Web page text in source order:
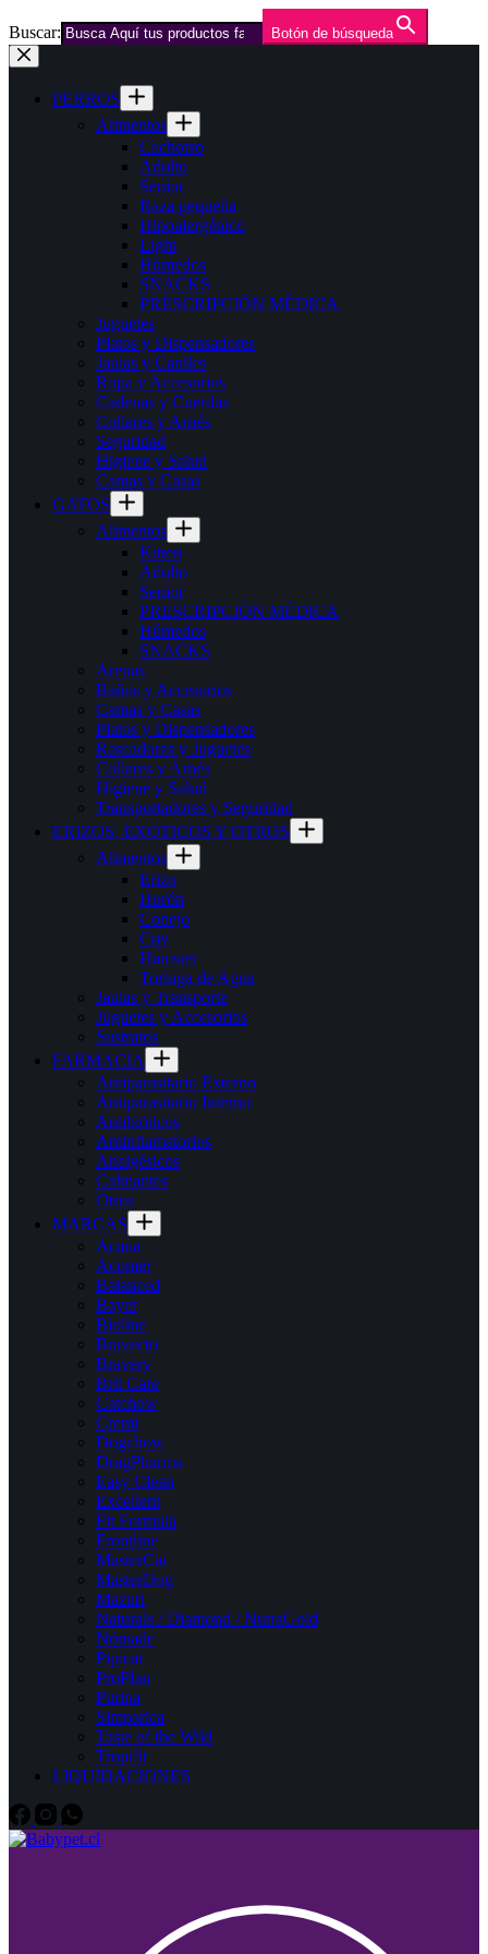
Buscar: Botón de búsqueda
Saltar
al
contenidoPERROS
Alimentos
Cachorro
Adulto
Senior
Raza pequeña
Hipoalergénico
Light
Húmedos
SNACKS
PRESCRIPCIÓN MÉDICA
Juguetes
Platos y Dispensadores
Jaulas y Caniles
Ropa y Accesorios
Cadenas y Cuerdas
Collares y Arnés
Seguridad
Higiene y Salud
Camas y Casas
GATOS
Alimentos
Kitten
Adulto
Senior
PRESCRIPCIÓN MÉDICA
Húmedos
SNACKS
Arenas
Baños y Accesorios
Camas y Casas
Platos y Dispensadores
Rascadores y Juguetes
Collares y Arnés
Higiene y Salud
Transportadores y Seguridad
ERIZOS, EXOTICOS Y OTROS
Alimentos
Erizo
Hurón
Conejo
Cuy
Hamster
Tortuga de Agua
Jaulas y Transporte
Juguetes y Accesorios
Sustratos
FARMACIA
Antiparasitario Externo
Antiparasitario Interno
Antibióticos
Antinflamatorios
Analgésicos
Calmantes
Otros
MARCAS
Acana
Acomer
Balanced
Bayer
Bioline
Bravecto
Bravery
Brit Care
Catchow
Cremi
Dogchow
DragPharma
Easy Clean
Excellent
Fit Formula
Frontline
MasterCat
MasterDog
Mazuri
Naturals / Diamond / NutraGold
Nómade
Pipicat
ProPlan
Purina
Simparica
Taste of the Wild
Tropifit
LIQUIDACIONES